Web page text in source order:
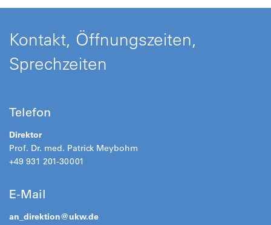
Kontakt, Öffnungszeiten,
Sprechzeiten
Telefon
Direktor
Prof. Dr. med. Patrick Meybohm
+49 931 201-30001
E-Mail
an_direktion@ukw.de